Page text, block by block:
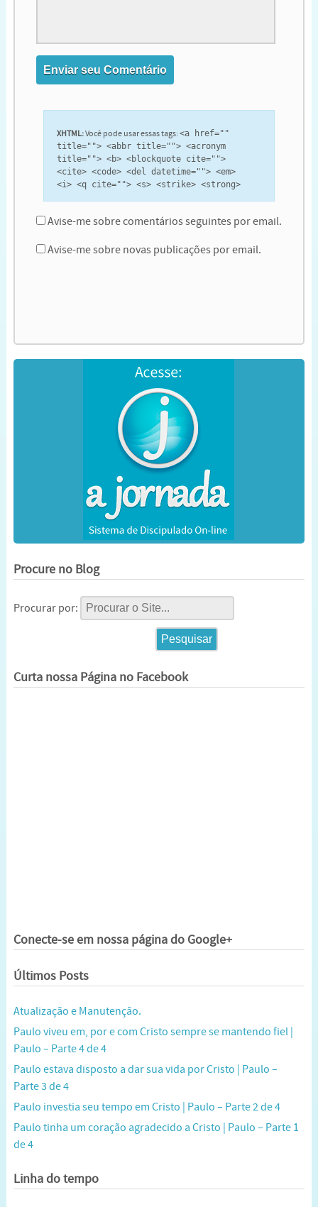
XHTML:Você pode usar essas tags: <a href=""
title=""> <abbr title=""> <acronym
title=""> <b> <blockquote cite="">
<cite> <code> <del datetime=""> <em>
<i> <q cite=""> <s> <strike> <strong>
Avise-me sobre comentários seguintes por email.
Avise-me sobre novas publicações por email.
Procure no Blog
Procurar por:
Curta nossa Página no Facebook
Conecte-se em nossa página do Google+
Últimos Posts
Atualização e Manutenção.
Paulo viveu em, por e com Cristo sempre se mantendo fiel |
Paulo – Parte 4 de 4
Paulo estava disposto a dar sua vida por Cristo | Paulo –
Parte 3 de 4
Paulo investia seu tempo em Cristo | Paulo – Parte 2 de 4
Paulo tinha um coração agradecido a Cristo | Paulo – Parte 1
de 4
Linha do tempo